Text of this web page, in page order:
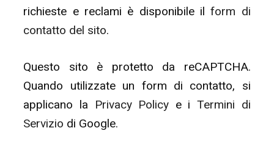
richieste e reclami è disponibile ilform di
contatto del sito.
Questo sito è protetto da reCAPTCHA.
Quando utilizzate un form di contatto, si
applicano la
Privacy Policy e iTermini di
Servizio di Google.